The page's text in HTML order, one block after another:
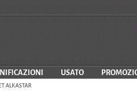
USATO
ALKASTAR